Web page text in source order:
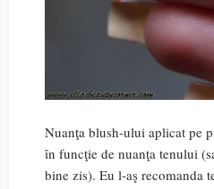
Nuanţa blush-ului aplicat pe
în funcţie de nuanţa tenului
bine zis). Eu l-aş recomanda